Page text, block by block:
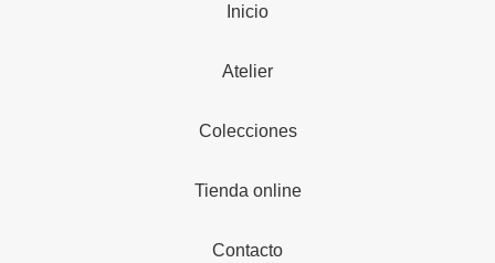
Inicio
Atelier
Colecciones
Tienda online
Contacto